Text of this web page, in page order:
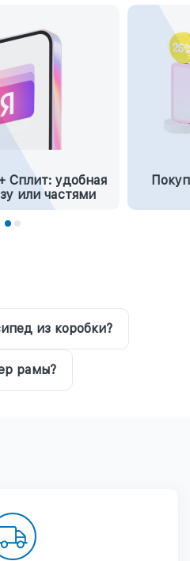
Сплит: удобная
или частями
из коробки?
рамы?